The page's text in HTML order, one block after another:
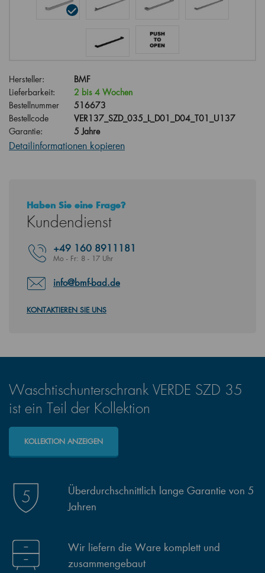
Hersteller:
BMF
Lieferbarkeit:
2 bis 4 Wochen
Bestellnummer
516673
Bestellcode
VER137_SZD_035_L_D01_D04_T01_U137
Garantie:
5 Jahre
Detailinformationen kopieren
Haben Sie eine Frage?
Kundendienst
+49 160 8911181
Mo - Fr: 8 - 17 Uhr
info@bmf-bad.de
KONTAKTIEREN SIE UNS
Waschtischunterschrank VERDE SZD 35
ist ein Teil der Kollektion
KOLLEKTION ANZEIGEN
Überdurchschnittlich lange Garantie von 5
Jahren
Wir liefern die Ware komplett und
zusammengebaut